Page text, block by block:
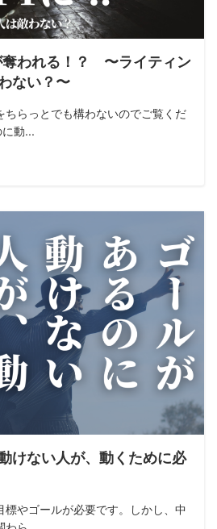
われる！？ 〜ライティン
ない？〜
ちらっとでも構わないのでご覧くだ
動...
けない人が、動くために必
標やゴールが必要です。しかし、中